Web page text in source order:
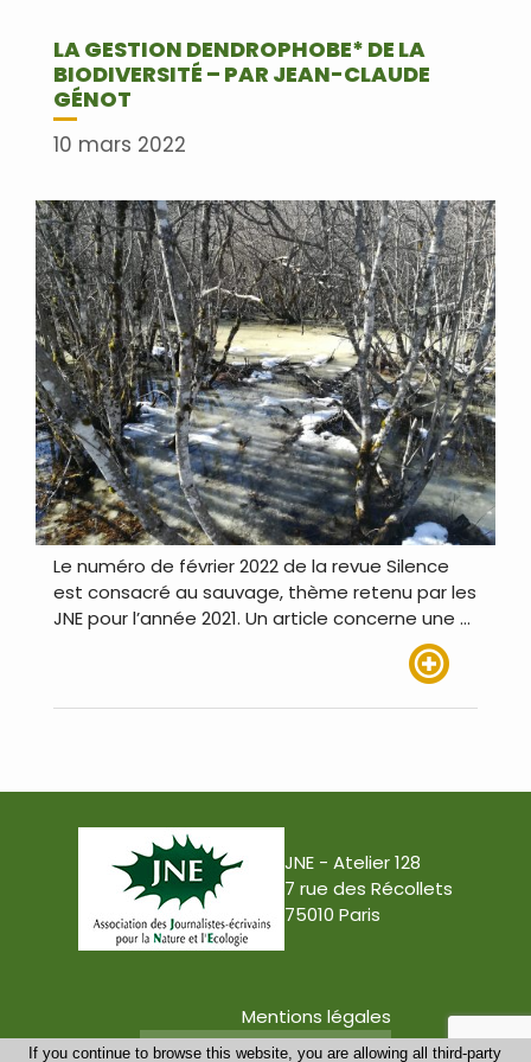
LA GESTION DENDROPHOBE* DE LA
BIODIVERSITÉ – PAR JEAN-CLAUDE
GÉNOT
10 mars 2022
Le numéro de février 2022 de la revue Silence
est consacré au sauvage, thème retenu par les
JNE pour l’année 2021. Un article concerne une …
JNE - Atelier 128
7 rue des Récollets
75010 Paris
Mentions légales
Conception : Tabula Rasa
If you continue to browse this website, you are allowing all third-party